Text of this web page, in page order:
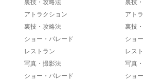
裏技・攻略法
アトラクション
裏技・攻略法
ショー・パレード
レストラン
写真・撮影法
ショー・パレード
裏技
アト
裏技
ショ
レス
写真
ショ